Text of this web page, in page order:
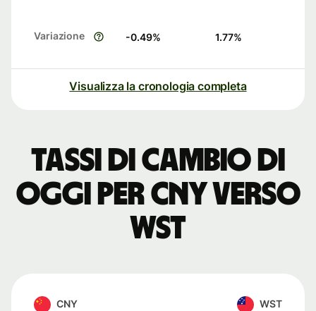
Variazione -0.49% 1.77%
Visualizza la cronologia completa
Tassi di cambio di
oggi per CNY verso
WST
CNY WST